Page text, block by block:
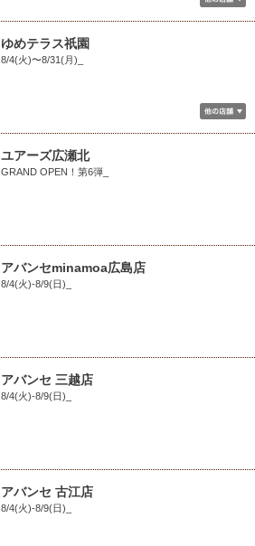
ゆめテラス祇園
8/4(火)〜8/31(月)_
ユアーズ広瀬北
GRAND OPEN！第6弾_
アバンセminamoa広島店
8/4(火)-8/9(日)_
アバンセ 三越店
8/4(火)-8/9(日)_
アバンセ 古江店
8/4(火)-8/9(日)_